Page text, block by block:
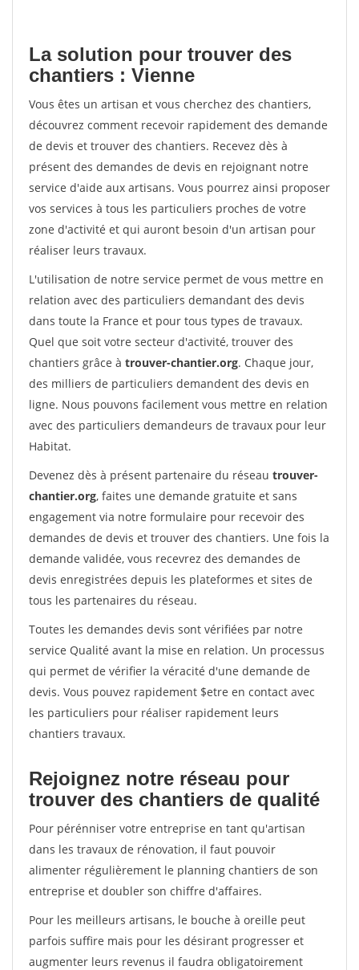
La solution pour trouver des
chantiers : Vienne
Vous êtes un artisan et vous cherchez des chantiers,
découvrez comment recevoir rapidement des demande
de devis et trouver des chantiers. Recevez dès à
présent des demandes de devis en rejoignant notre
service d'aide aux artisans. Vous pourrez ainsi proposer
vos services à tous les particuliers proches de votre
zone d'activité et qui auront besoin d'un artisan pour
réaliser leurs travaux.
L'utilisation de notre service permet de vous mettre en
relation avec des particuliers demandant des devis
dans toute la France et pour tous types de travaux.
Quel que soit votre secteur d'activité, trouver des
chantiers grâce à trouver-chantier.org. Chaque jour,
des milliers de particuliers demandent des devis en
ligne. Nous pouvons facilement vous mettre en relation
avec des particuliers demandeurs de travaux pour leur
Habitat.
Devenez dès à présent partenaire du réseau trouver-
chantier.org, faites une demande gratuite et sans
engagement via notre formulaire pour recevoir des
demandes de devis et trouver des chantiers. Une fois la
demande validée, vous recevrez des demandes de
devis enregistrées depuis les plateformes et sites de
tous les partenaires du réseau.
Toutes les demandes devis sont vérifiées par notre
service Qualité avant la mise en relation. Un processus
qui permet de vérifier la véracité d'une demande de
devis. Vous pouvez rapidement $etre en contact avec
les particuliers pour réaliser rapidement leurs
chantiers travaux.
Rejoignez notre réseau pour
trouver des chantiers de qualité
Pour pérénniser votre entreprise en tant qu'artisan
dans les travaux de rénovation, il faut pouvoir
alimenter régulièrement le planning chantiers de son
entreprise et doubler son chiffre d'affaires.
Pour les meilleurs artisans, le bouche à oreille peut
parfois suffire mais pour les désirant progresser et
augmenter leurs revenus il faudra obligatoirement